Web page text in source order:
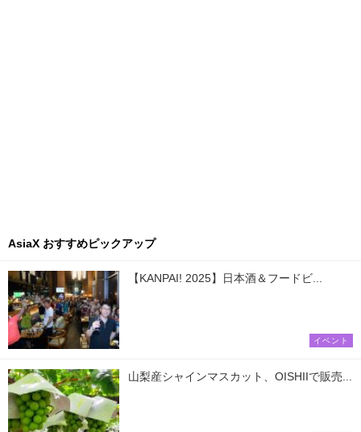
AsiaX おすすめピックアップ
【KANPAI! 2025】日本酒＆フードビ...
イベント
山梨産シャインマスカット、OISHIIで販売...